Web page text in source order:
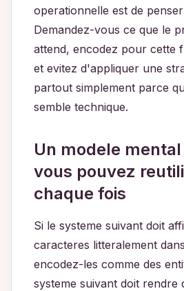
operationnelle est de
Demandez-vous ce que le
attend, encodez pour cette
et evitez d'appliquer une
partout simplement parce
semble technique.
Un modele
vous pouvez
chaque fois
Si le systeme suivant doit
caracteres litteralement
encodez-les comme des
systeme suivant doit rendre